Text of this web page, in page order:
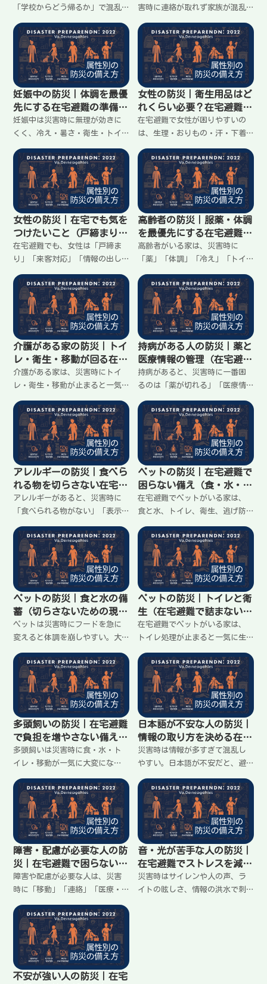
「学校からどう帰るか」で混乱
いの判断、帰宅ルート、集合場
所、連絡の取り方を先に決めて
おけば安心。子どもに伝えやす
い形で、家に留まる前提の準備
を整理します。
害時に連絡が取れず家族が混乱
示ではなく「どこにいるか」
「どこに向かうか」を共有でき
る約束。連絡の方法、集合場
所、帰宅の判断をわかりやすく
まとめます。
妊娠中の防災｜体調を最優
先にする在宅避難の準備
（無理しない）
妊娠中は災害時に無理が効きに
くく、冷え・暑さ・衛生・トイ
頑張ることより、体調が崩れな
い形を先に作ること。家に留ま
る前提で、動き方、置き場所、
最低限の備えをわかりやすく整
理します。
女性の防災｜衛生用品はど
れくらい必要？在宅避難の
現実ライン
在宅避難で女性が困りやすいの
は、生理・おりもの・汗・下着
遅れで不快が積み重なる。必要
以上に増やすより、使う場所と
捨て方を決めるのが大事。最低
限の考え方と整え方をわかりや
すく整理します。
女性の防災｜在宅でも気を
つけたいこと（戸締まり・
連絡・来客対応）
在宅避難でも、女性は「戸締ま
り」「来客対応」「情報の出し
い、連絡が乱れる、見知らぬ人
が来るなど、よくある場面で安
全を落とさないコツを整理。怖
がらせず、今日決められること
だけに絞ってまとめます。
高齢者の防災｜服薬・体調
を最優先にする在宅避難の
準備
高齢者がいる家は、災害時に
「薬」「体調」「冷え」「トイ
は備えを増やすことより、体調
が崩れない順番を先に決めるこ
と。家に留まる前提で、服薬管
理、動き方、困りやすい場面の
対策をわかりやすくまとめま
す。
介護がある家の防災｜トイ
レ・衛生・移動が回る在宅
避難の準備
介護がある家は、災害時にトイ
レ・衛生・移動が止まると一気
えを増やすことより、介助が続
く形を先に作ること。家に留ま
る前提で、最低限の決め事と置
き場所、困りやすい場面の対策
を整理します。
持病がある人の防災｜薬と
医療情報の管理（在宅避難
で困らない準備）
持病があると、災害時に一番困
るのは「薬が切れる」「医療情
先に頼れない」こと。備えを増
やすより、薬の置き場所と情報
のまとめ方を決めておくと安
心。家に留まる前提で、今日で
きる最小の準備を整理します。
アレルギーの防災｜食べら
れる物を切らさない在宅避
難の備え方
アレルギーがあると、災害時に
「食べられる物がない」「表示
になる。大事なのは備蓄を増や
すことより、食べられる物を決
めて、置き場所と共有ルールを
作ること。家に留まる前提で、
今日できる最小の準備を整理し
ます。
ペットの防災｜在宅避難で
困らない備え（食・水・ト
イレ・逃げ防止）
在宅避難でペットがいる家は、
食と水、トイレ、衛生、逃げ防
増やすより、いつもの世話が止
まらない形を作ること。家に留
まる前提で、最低限の準備と、
今日決められることをまとめま
す。
ペットの防災｜食と水の備
蓄（切らさないための現実
ライン）
ペットは災害時にフードを急に
変えると体調を崩しやすい。大
ものフードを切らさない仕組み
を作ること。断水時の飲み水の
考え方も含め、在宅避難前提で
分かりやすく整理します。
ペットの防災｜トイレと衛
生（在宅避難で詰まない準
備）
在宅避難でペットがいる家は、
トイレ処理が止まると一気に生
付け、ゴミの置き場が問題にな
る。大事なのは量より「処理で
きる流れ」を作ること。家に留
まる前提で、最低限の整え方を
整理します。
多頭飼いの防災｜在宅避難
で負担を増やさない備え方
（食・トイレ・避難）
多頭飼いは災害時に食・水・ト
イレ・移動が一気に大変にな
ことより、作業が増えない形に
整えること。家に留まる前提
で、置き場所の決め方、処理の
流れ、避難時の動き方をわかり
やすくまとめます。
日本語が不安な人の防災｜
情報の取り方を決める在宅
避難の準備
災害時は情報が多すぎて混乱し
やすい。日本語が不安だと、避
しやすい。大事なのは全部追う
ことではなく、見る場所と連絡
先を少数に決めること。家に留
まる前提で、迷わない情報ルー
トを整理します。
障害・配慮が必要な人の防
災｜在宅避難で困らない優
先順位（移動・連絡・医
療）
障害や配慮が必要な人は、災害
時に「移動」「連絡」「医療・
やすい。大切なのは備えを増や
すことより、困る順番を決めて
先回りすること。家に留まる前
提で、最低限の準備をわかりや
すく整理します。
音・光が苦手な人の防災｜
在宅避難でストレスを減ら
す準備（避難場所の作り
方）
災害時はサイレンや人の声、ラ
イトの眩しさ、情報の洪水で刺
不安が強い人の防災｜在宅